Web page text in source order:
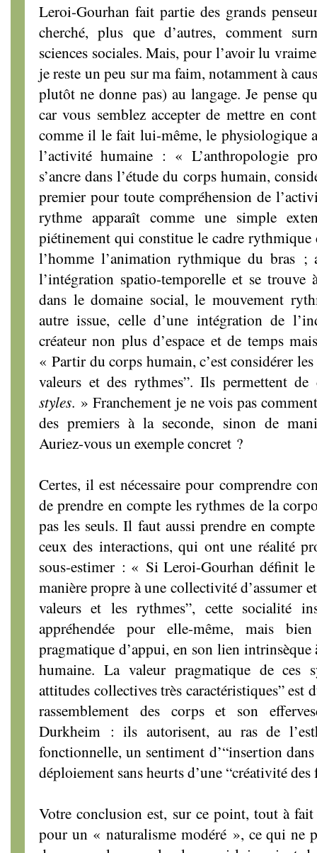
Leroi-Gourhan fait partie des grands
cherché, plus que d’autres, comment
sciences sociales. Mais, pour l’avoir lu
je reste un peu sur ma faim, notamment à
plutôt ne donne pas) au langage. Je pense
car vous semblez accepter de mettre en
comme il le fait lui-même, le physiologique
l’activité humaine : « L’anthropologie
s’ancre dans l’étude du corps humain,
premier pour toute compréhension de
rythme apparaît comme une simple
piétinement qui constitue le cadre rythmique
l’homme l’animation rythmique du bras
l’intégration spatio-temporelle et se trouve
dans le domaine social, le mouvement
autre issue, celle d’une intégration de
créateur non plus d’espace et de temps
« Partir du corps humain, c’est considérer
valeurs et des rythmes”. Ils permettent
styles. » Franchement je ne vois pas
des premiers à la seconde, sinon de
Auriez-vous un exemple concret ?
Certes, il est nécessaire pour comprendre
de prendre en compte les rythmes de la
pas les seuls. Il faut aussi prendre en
ceux des interactions, qui ont une réalité
sous-estimer : « Si Leroi-Gourhan définit
manière propre à une collectivité d’assumer
valeurs et les rythmes”, cette socialité
appréhendée pour elle-même, mais
pragmatique d’appui, en son lien
humaine. La valeur pragmatique de ces
attitudes collectives très caractéristiques” est
rassemblement des corps et son
Durkheim : ils autorisent, au ras de
fonctionnelle, un sentiment d’“insertion dans
déploiement sans heurts d’une “créativité des
Votre conclusion est, sur ce point, tout à
pour un « naturalisme modéré », ce qui ne